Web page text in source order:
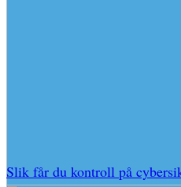
Slik får du kontroll på